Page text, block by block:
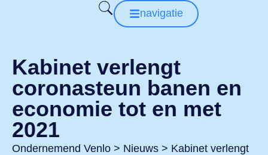
navigatie
Kabinet verlengt
coronasteun banen en
economie tot en met
2021
Ondernemend Venlo > Nieuws > Kabinet verlengt